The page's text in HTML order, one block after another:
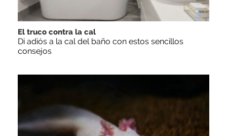
El truco contra la cal
Di adiós a la cal del baño con estos sencillos
consejos